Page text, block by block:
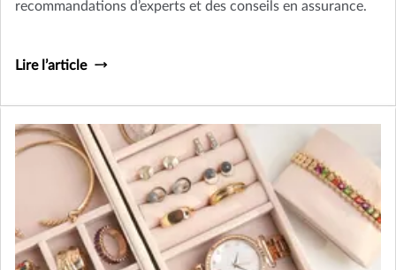
recommandations d’experts et des conseils en assurance.
Lire l’article